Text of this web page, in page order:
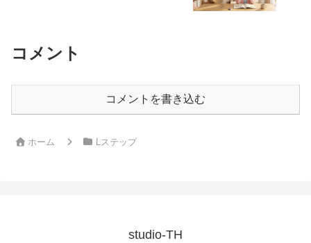
コメント
コメントを書き込む
ホーム Lステップ
studio-TH